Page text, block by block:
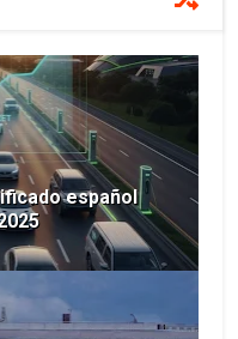
español